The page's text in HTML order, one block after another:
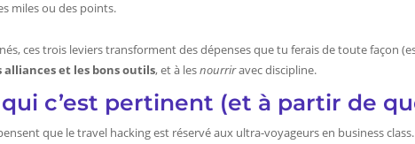
miles ou des points.
ces trois leviers transforment des dépenses que tu ferais de toute façon
alliances et les bons outils, et à lesnourriravec discipline.
c’est pertinent (et à partir de
que le travel hacking est réservé aux ultra-voyageurs en business